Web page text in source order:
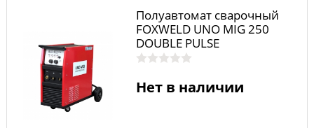
Полуавтомат сварочный
FOXWELD UNO MIG 250
DOUBLE PULSE
Нет в наличии